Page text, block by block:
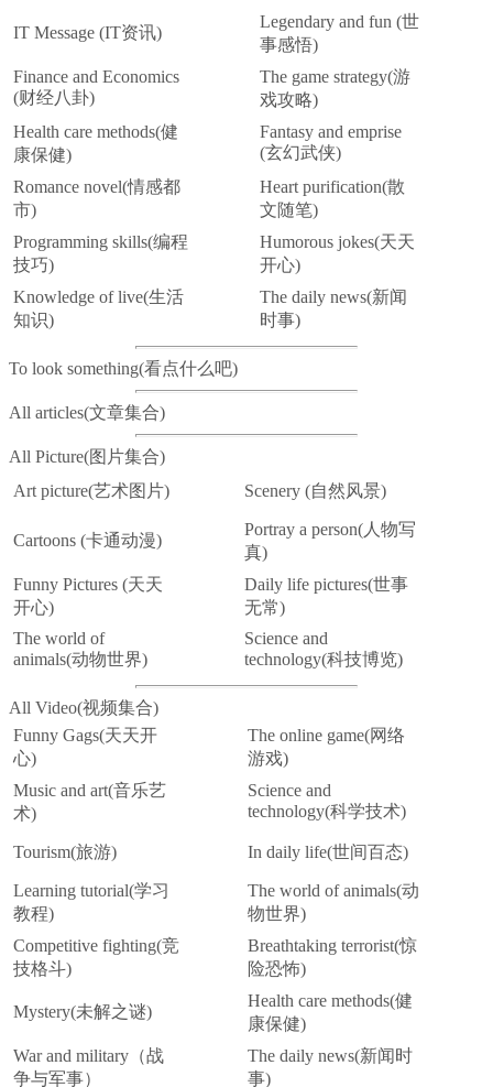
IT Message (IT资讯)
Legendary and fun (世
事感悟)
Finance and Economics
(财经八卦)
The game strategy(游
戏攻略)
Health care methods(健
康保健)
Fantasy and emprise
(玄幻武侠)
Romance novel(情感都
市)
Heart purification(散
文随笔)
Programming skills(编程
技巧)
Humorous jokes(天天
开心)
Knowledge of live(生活
知识)
The daily news(新闻
时事)
To look something(看点什么吧)
All articles(文章集合)
All Picture(图片集合)
Art picture(艺术图片)
Scenery (自然风景)
Cartoons (卡通动漫)
Portray a person(人物写
真)
Funny Pictures (天天
开心)
Daily life pictures(世事
无常)
The world of
animals(动物世界)
Science and
technology(科技博览)
All Video(视频集合)
Funny Gags(天天开
心)
The online game(网络
游戏)
Music and art(音乐艺
术)
Science and
technology(科学技术)
Tourism(旅游) In daily life(世间百态)
Learning tutorial(学习
教程)
The world of animals(动
物世界)
Competitive fighting(竞
技格斗)
Breathtaking terrorist(惊
险恐怖)
Mystery(未解之谜)
Health care methods(健
康保健)
War and military（战
争与军事）
The daily news(新闻时
事)